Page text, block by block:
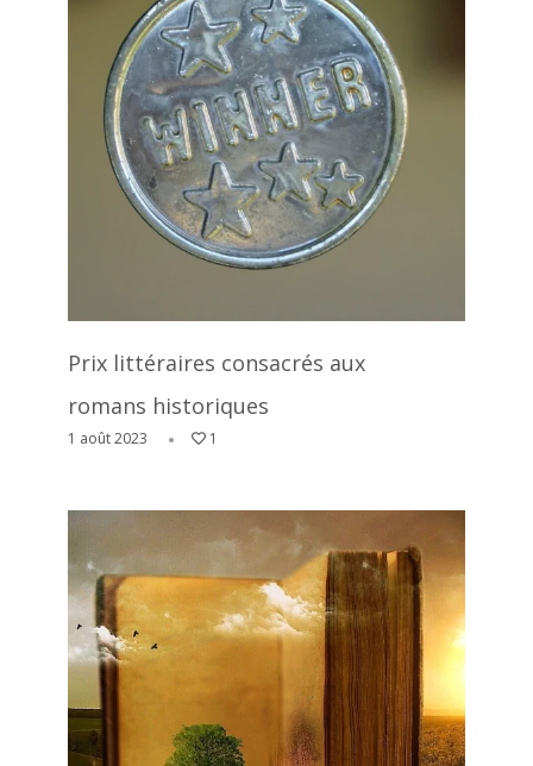
Prix littéraires consacrés aux
romans historiques
1 août 2023 1